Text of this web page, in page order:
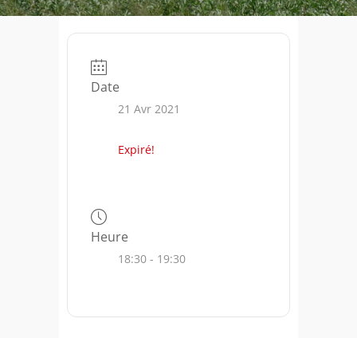
Date
21 Avr 2021
Expiré!
Heure
18:30 - 19:30